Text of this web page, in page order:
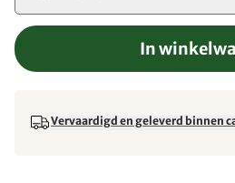
In
Vervaardigd en geleverd binnen